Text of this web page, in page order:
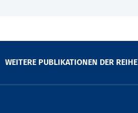
WEITERE PUBLIKATIONEN DER REIHE